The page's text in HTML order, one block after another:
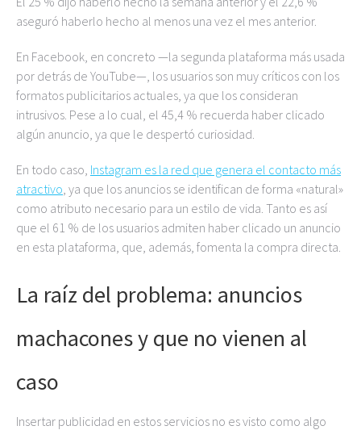
aseguró haberlo hecho al menos una vez el mes anterior.
En Facebook, en concreto —la segunda plataforma más usada
por detrás de YouTube—, los usuarios son muy críticos con los
formatos publicitarios actuales, ya que los consideran
intrusivos. Pese a lo cual, el 45,4 % recuerda haber clicado
algún anuncio, ya que le despertó curiosidad.
En todo caso, Instagram es la red que genera el contacto más
atractivo, ya que los anuncios se identifican de forma «natural»
como atributo necesario para un estilo de vida. Tanto es así
que el 61 % de los usuarios admiten haber clicado un anuncio
en esta plataforma, que, además, fomenta la compra directa.
La raíz del problema: anuncios
machacones y que no vienen al
caso
Insertar publicidad en estos servicios no es visto como algo